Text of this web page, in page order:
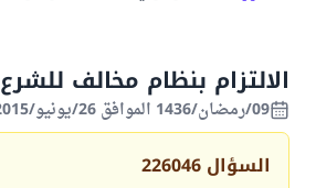
الالتزام بنظام مخالف للشرع
09/رمضان/1436 الموافق 26/يونيو/2015
السؤال 226046